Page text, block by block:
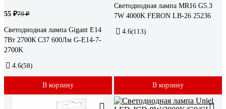
55 ₽79 ₽
Светодиодная лампа Gigant E14
7Вт 2700К C37 600Лм G-E14-7-
2700K
4.6(58)
В корзину
Светодиодная лампа MR16 G5.3
7W 4000K FERON LB-26 25236
4.6(113)
В корзину